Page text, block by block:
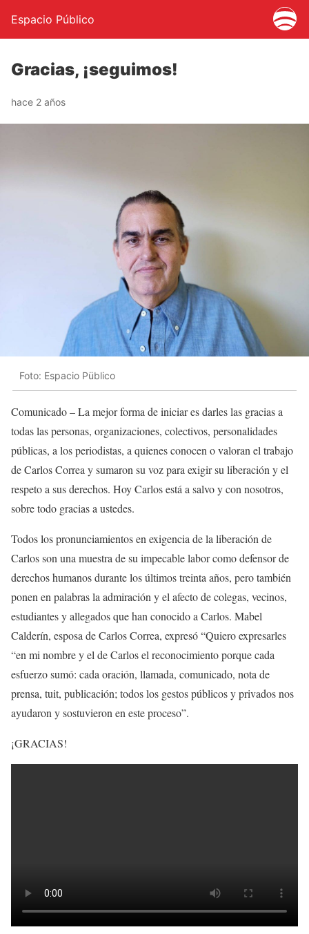
Espacio Público
Gracias, ¡seguimos!
hace 2 años
Foto: Espacio Püblico
Comunicado – La mejor forma de iniciar es darles las gracias a
todas las personas, organizaciones, colectivos, personalidades
públicas, a los periodistas, a quienes conocen o valoran el trabajo
de Carlos Correa y sumaron su voz para exigir su liberación y el
respeto a sus derechos. Hoy Carlos está a salvo y con nosotros,
sobre todo gracias a ustedes.
Todos los pronunciamientos en exigencia de la liberación de
Carlos son una muestra de su impecable labor como defensor de
derechos humanos durante los últimos treinta años, pero también
ponen en palabras la admiración y el afecto de colegas, vecinos,
estudiantes y allegados que han conocido a Carlos. Mabel
Calderín, esposa de Carlos Correa, expresó “Quiero expresarles
“en mi nombre y el de Carlos el reconocimiento porque cada
esfuerzo sumó: cada oración, llamada, comunicado, nota de
prensa, tuit, publicación; todos los gestos públicos y privados nos
ayudaron y sostuvieron en este proceso”.
¡GRACIAS!